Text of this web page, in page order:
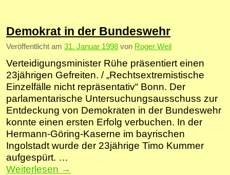
Demokrat in der Bundeswehr
Veröffentlicht am 31. Januar 1998 von Roger Weil
Verteidigungsminister Rühe präsentiert einen
23jährigen Gefreiten. / „Rechtsextremistische
Einzelfälle nicht repräsentativ“ Bonn. Der
parlamentarische Untersuchungsausschuss zur
Entdeckung von Demokraten in der Bundeswehr
konnte einen ersten Erfolg verbuchen. In der
Hermann-Göring-Kaserne im bayrischen
Ingolstadt wurde der 23jährige Timo Kummer
aufgespürt. …
Weiterlesen →